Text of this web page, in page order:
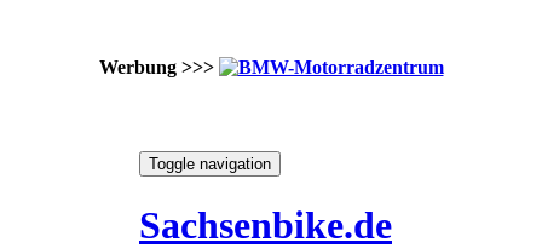
Werbung >>>
Toggle navigation
Sachsenbike.de